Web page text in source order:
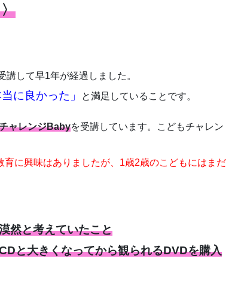
して早1年が経過しました。
に良かった」 と満足していることです。
ャレンジBabyを受講しています。こどもチャレン
育に興味はありましたが、1歳2歳のこどもにはまだ
然と考えていたこと
と大きくなってから観られるDVDを購入